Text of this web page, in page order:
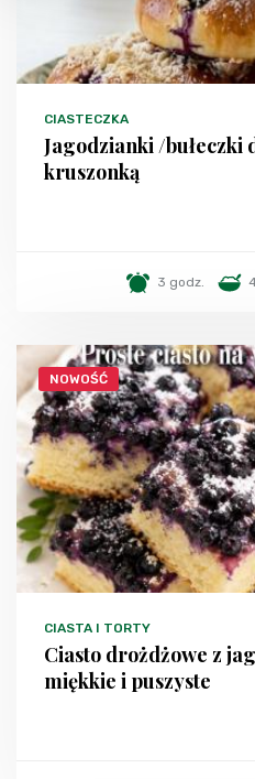
CIASTECZKA
Jagodzianki /bułeczki
kruszonką
3 godz.
NOWOŚĆ
CIASTA I TORTY
Ciasto drożdżowe z
miękkie i puszyste